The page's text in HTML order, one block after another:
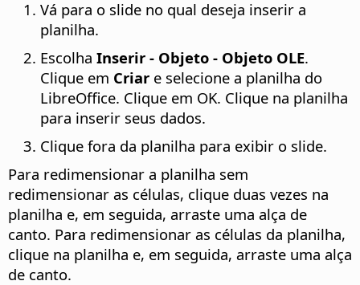
Vá para o slide no qual deseja inserir a
planilha.
Escolha Inserir - Objeto - Objeto OLE.
Clique em Criar e selecione a planilha do
LibreOffice. Clique em OK. Clique na planilha
para inserir seus dados.
Clique fora da planilha para exibir o slide.
Para redimensionar a planilha sem
redimensionar as células, clique duas vezes na
planilha e, em seguida, arraste uma alça de
canto. Para redimensionar as células da planilha,
clique na planilha e, em seguida, arraste uma alça
de canto.